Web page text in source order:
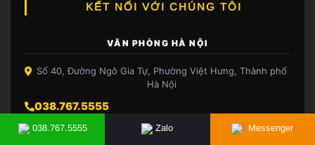
KẾT NỐI VỚI CHÚNG TÔI
VĂN PHÒNG HÀ NỘI
Số 40, Đường Ngô Gia Tự, Phường Việt Hưng, Thành phố
Hà Nội
038.767.5555
NHÀ MÁY SẢN XUẤT
038.767.5555 Zalo Messenger